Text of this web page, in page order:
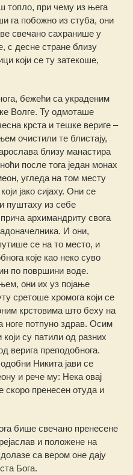
топло, при чему из њега
га побожно из стуба, они
свечано сахранише у
с десне стране близу
који се ту затекоше,
бежећи са украденим
Волге. Ту одмоташе
крста и тешке вериге –
очистили те блистају,
близу манастира
после тога један монах
угледа на том месту
јако сијаху. Они се
пуштаху из себе
архимандриту свога
И они,
се на то место, и
које као неко суво
по површини воде.
они их уз појање
сретоше хромога који се
крстовима што беху на
ноге потпуно здрав. Осим
су патили од разних
верига преподобнога.
Никита јави се
и рече му: Нека овај
скоро пренесен отуда и
бише свечано пренесене
и положене на
са вером оне дају
Бога.